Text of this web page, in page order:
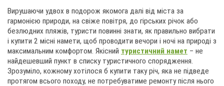
Вирушаючи удвох в подорож якомога далі від міста за
гармонією природи, на свіже повітря, до гірських річок або
безлюдних пляжів, туристи повинні знати, як правильно вибрати
і купити 2 місні намети, щоб проводити вечори і ночі на природі з
максимальним комфортом. Якісний туристичний намет – не
найдешевший пункт в списку туристичного спорядження.
Зрозуміло, кожному хотілося б купити таку річ, яка не підведе
протягом всього походу, не потребуватиме ремонту після нього